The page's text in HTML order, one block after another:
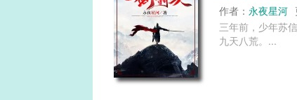
作者： 永夜星河
三年前，少年苏
九天八荒。...